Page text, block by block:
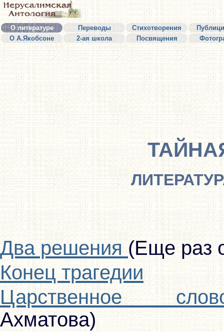
О литературе Переводы Стихотворения
О А.Якобсоне
2-ая школа Посвящения
Два решения(Еще раз
Конец трагедии
Царственное
Ахматова)